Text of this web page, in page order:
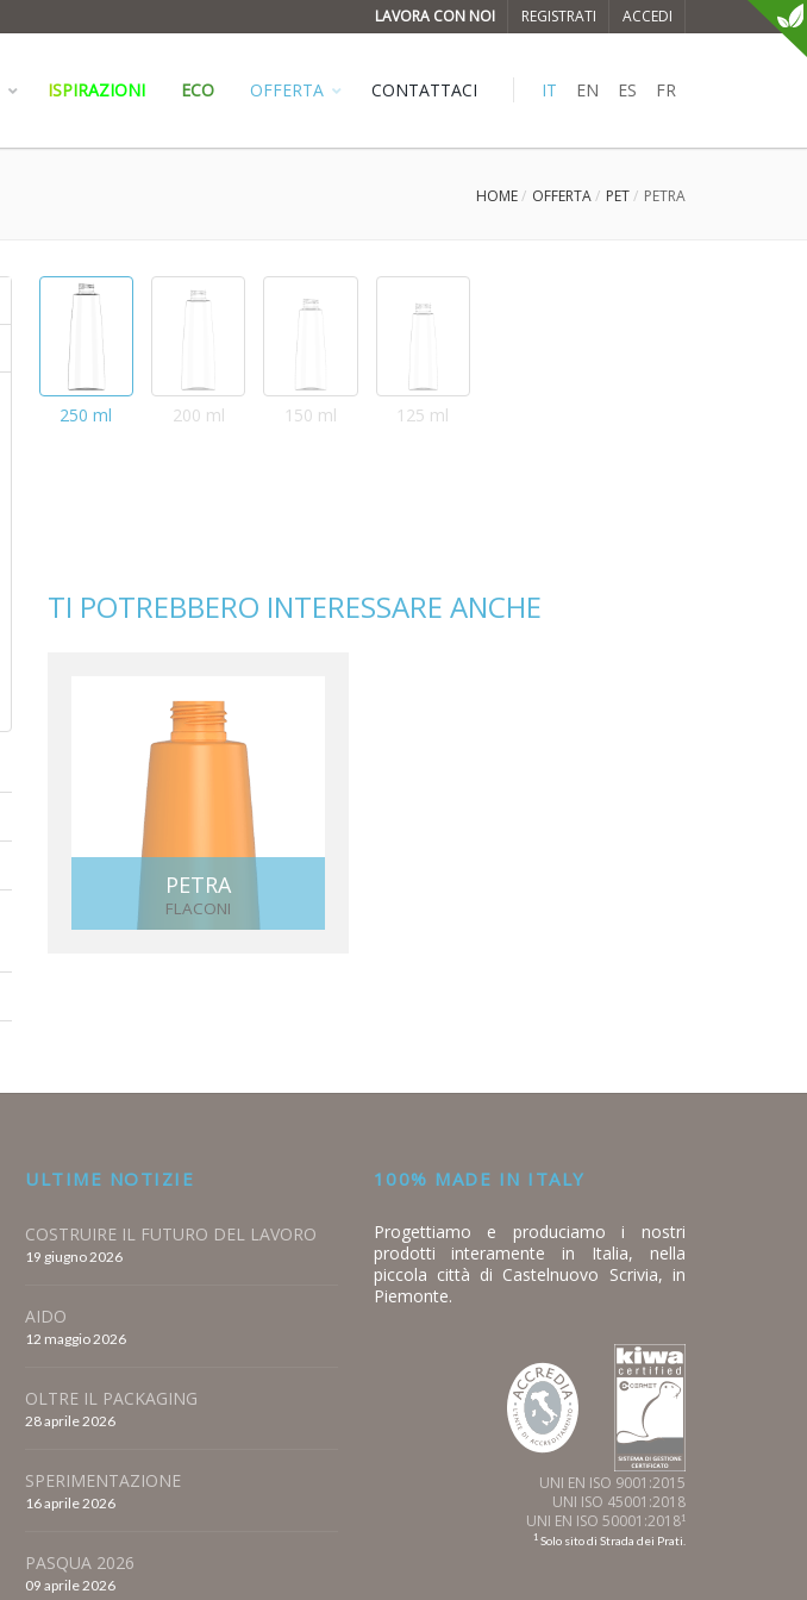
LAVORA CON NOI REGISTRATI ACCEDI
IT EN ES FR
ISPIRAZIONI ECO OFFERTA CONTATTACI
HOME OFFERTA PET PETRA
250 ml 200 ml 150 ml 125 ml
TI POTREBBERO INTERESSARE ANCHE
PETRA
FLACONI
ULTIME NOTIZIE
COSTRUIRE IL FUTURO DEL LAVORO
19 giugno 2026
AIDO
12 maggio 2026
OLTRE IL PACKAGING
28 aprile 2026
SPERIMENTAZIONE
16 aprile 2026
PASQUA 2026
09 aprile 2026
100% MADE IN ITALY
Progettiamo e produciamo i nostri
prodotti interamente in Italia, nella
piccola città di Castelnuovo Scrivia, in
Piemonte.
UNI EN ISO 9001:2015
UNI ISO 45001:2018
UNI EN ISO 50001:20181
1 Solo sito di Strada dei Prati.